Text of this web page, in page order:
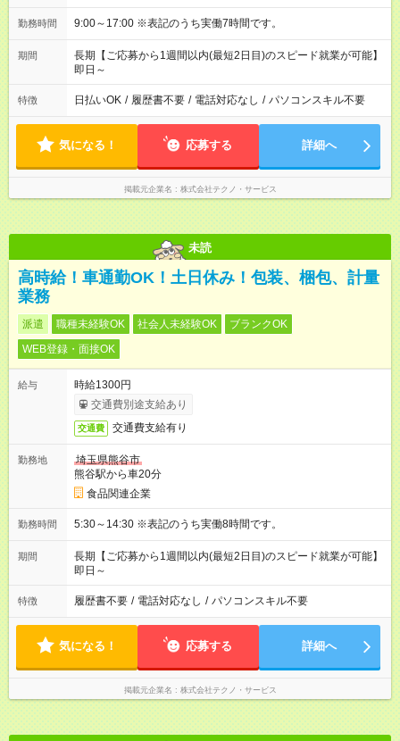
勤務時間 9:00～17:00 ※表記のうち実働7時間です。
期間
長期【ご応募から1週間以内(最短2日目)のスピード就業が可能】
即日～
特徴 日払いOK / 履歴書不要 / 電話対応なし / パソコンスキル不要
気になる！ 応募する 詳細へ
掲載元企業名 株式会社テクノ・サービス
未読
高時給！車通勤OK！土日休み！包装、梱包、計量
業務
派遣 職種未経験OK 社会人未経験OK
ブランクOK
WEB登録・面接OK
給与
時給1300円
交通費別途支給あり
交通費 交通費支給有り
勤務地
埼玉県熊谷市
熊谷駅から車20分
食品関連企業
勤務時間 5:30～14:30 ※表記のうち実働8時間です。
期間
長期【ご応募から1週間以内(最短2日目)のスピード就業が可能】
即日～
特徴 履歴書不要 / 電話対応なし / パソコンスキル不要
気になる！ 応募する 詳細へ
掲載元企業名 株式会社テクノ・サービス